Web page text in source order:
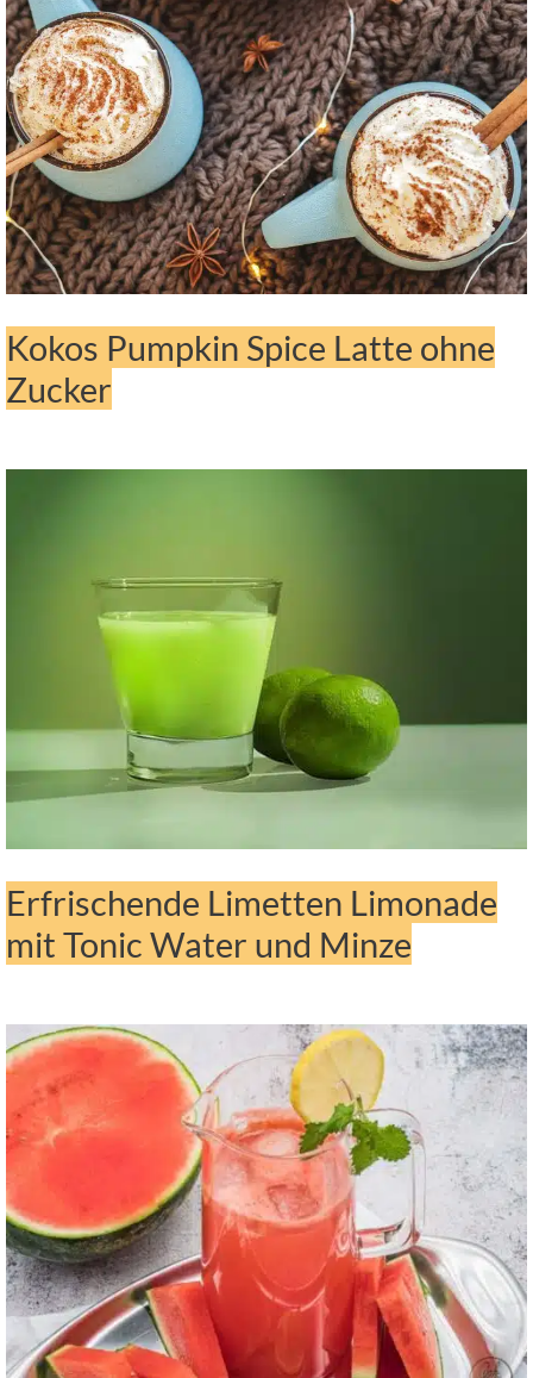
Kokos Pumpkin Spice Latte ohne
Zucker
Erfrischende Limetten Limonade
mit Tonic Water und Minze